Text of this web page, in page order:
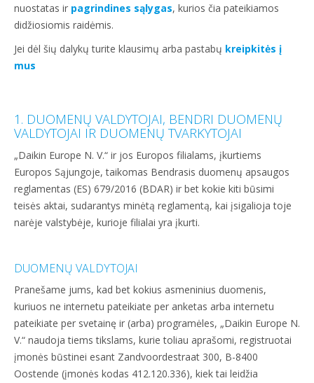
nuostatas ir pagrindines sąlygas, kurios čia pateikiamos
didžiosiomis raidėmis.
Jei dėl šių dalykų turite klausimų arba pastabų kreipkitės į
mus
1. DUOMENŲ VALDYTOJAI, BENDRI DUOMENŲ
VALDYTOJAI IR DUOMENŲ TVARKYTOJAI
„Daikin Europe N. V.“ ir jos Europos filialams, įkurtiems
Europos Sąjungoje, taikomas Bendrasis duomenų apsaugos
reglamentas (ES) 679/2016 (BDAR) ir bet kokie kiti būsimi
teisės aktai, sudarantys minėtą reglamentą, kai įsigalioja toje
narėje valstybėje, kurioje filialai yra įkurti.
DUOMENŲ VALDYTOJAI
Pranešame jums, kad bet kokius asmeninius duomenis,
kuriuos ne internetu pateikiate per anketas arba internetu
pateikiate per svetainę ir (arba) programėles, „Daikin Europe N.
V.“ naudoja tiems tikslams, kurie toliau aprašomi, registruotai
įmonės būstinei esant Zandvoordestraat 300, B-8400
Oostende (įmonės kodas 412.120.336), kiek tai leidžia